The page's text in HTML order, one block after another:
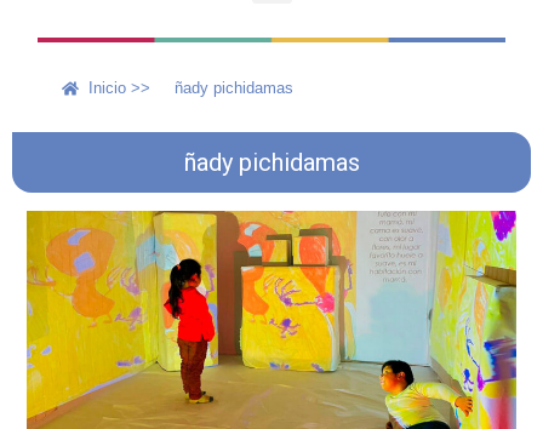
Inicio >> ñady pichidamas
ñady pichidamas